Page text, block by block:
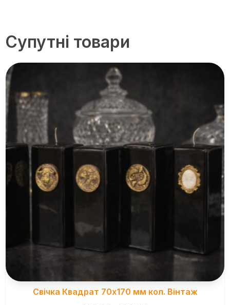
Супутні товари
Свічка Квадрат 70х170 мм кол. Вінтаж